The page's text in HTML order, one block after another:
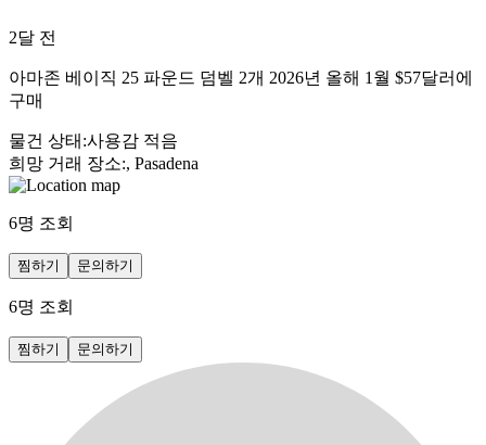
2달 전
아마존 베이직 25 파운드 덤벨 2개 2026년 올해 1월 $57달러에
구매
물건 상태 :사용감 적음
희망 거래 장소:, Pasadena
6명 조회
찜하기 문의하기
6명 조회
찜하기 문의하기